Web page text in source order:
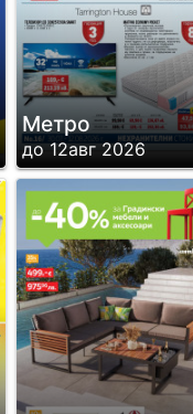
Метро
до 12авг 2026